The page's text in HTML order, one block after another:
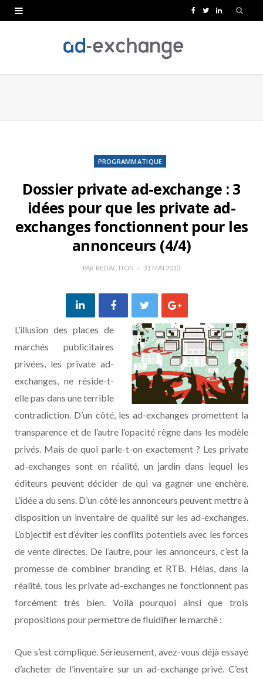
e
T
t
L
k
PROGRAMMATIQUE
Dossier private ad-exchange : 3
idées pour que les private ad-
exchanges fonctionnent pour les
annonceurs (4/4)
PAR REDACTION 31 MAI 2013
L’illusion des places de
marchés publicitaires
privées, les private ad-
exchanges, ne réside-t-
elle pas dans une terrible
contradiction. D’un côté, les ad-exchanges promettent la
transparence et de l’autre l’opacité règne dans les modèle
privés. Mais de quoi parle-t-on exactement ? Les private
ad-exchanges sont en réalité, un jardin dans lequel les
éditeurs peuvent décider de qui va gagner une enchère.
L’idée a du sens. D’un côté les annonceurs peuvent mettre à
disposition un inventaire de qualité sur les ad-exchanges.
L’objectif est d’éviter les conflits potentiels avec les forces
de vente directes. De l’autre, pour les annonceurs, c’est la
promesse de combiner branding et RTB. Hélas, dans la
réalité, tous les private ad-exchanges ne fonctionnent pas
forcément très bien. Voilà pourquoi ainsi que trois
propositions pour permettre de fluidifier le marché :
Que s’est compliqué. Sérieusement, avez-vous déjà essayé
d’acheter de l’inventaire sur un ad-exchange privé. C’est